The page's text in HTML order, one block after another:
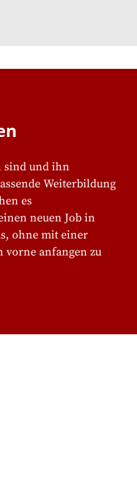
sind und ihn
Weiterbildung
es
neuen Job in
ohne mit einer
vorne anfangen zu